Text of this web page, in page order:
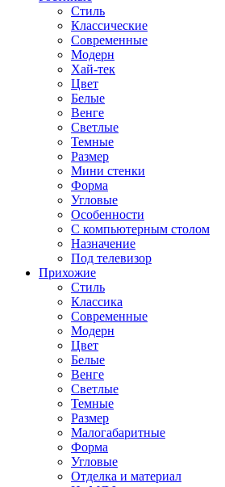
Стиль
Классические
Современные
Модерн
Хай-тек
Цвет
Белые
Венге
Светлые
Темные
Размер
Мини стенки
Форма
Угловые
Особенности
С компьютерным столом
Назначение
Под телевизор
Прихожие
Стиль
Классика
Современные
Модерн
Цвет
Белые
Венге
Светлые
Темные
Размер
Малогабаритные
Форма
Угловые
Отделка и материал